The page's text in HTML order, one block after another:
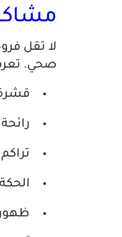
لا تقل
صحي.
قشرة
ظهور